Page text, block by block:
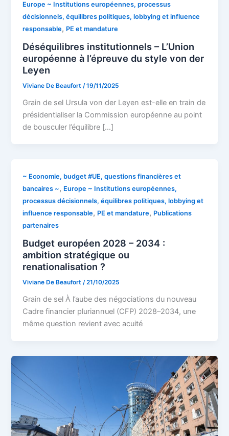
Europe ~ Institutions européennes, processus
décisionnels, équilibres politiques, lobbying et influence
responsable, PE et mandature
Déséquilibres institutionnels – L’Union
européenne à l’épreuve du style von der
Leyen
Viviane De Beaufort /19/11/2025
Grain de sel Ursula von der Leyen est-elle en train de
présidentialiser la Commission européenne au point
de bousculer l’équilibre […]
~ Economie, budget #UE, questions financières et
bancaires ~, Europe ~ Institutions européennes,
processus décisionnels, équilibres politiques, lobbying et
influence responsable, PE et mandature, Publications
partenaires
Budget européen 2028 – 2034 :
ambition stratégique ou
renationalisation ?
Viviane De Beaufort/21/10/2025
Grain de sel À l’aube des négociations du nouveau
Cadre financier pluriannuel (CFP) 2028–2034, une
même question revient avec acuité